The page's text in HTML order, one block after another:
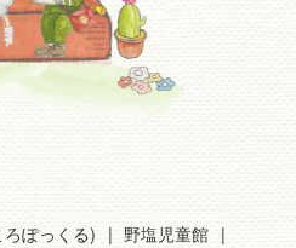
ぽっくる)
野塩児童館